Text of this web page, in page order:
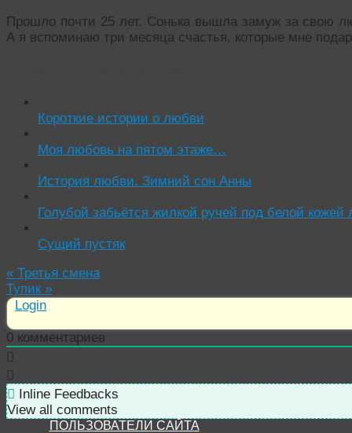
Прошло почти 25 лет. Сонька вышла замуж за свою
А я вспоминаю три месяца счастья, которые мне
Короткие истории о любви
Моя любовь на пятом этаже…
История любви. Зимний сон Анны
Голубой забьётся жилкой ручей под белой кожей
Сущий пустяк
« Третья смена
Тупик »
Login
0 комментариев
Inline Feedbacks
View all comments
ПОЛЬЗОВАТЕЛИ САЙТА